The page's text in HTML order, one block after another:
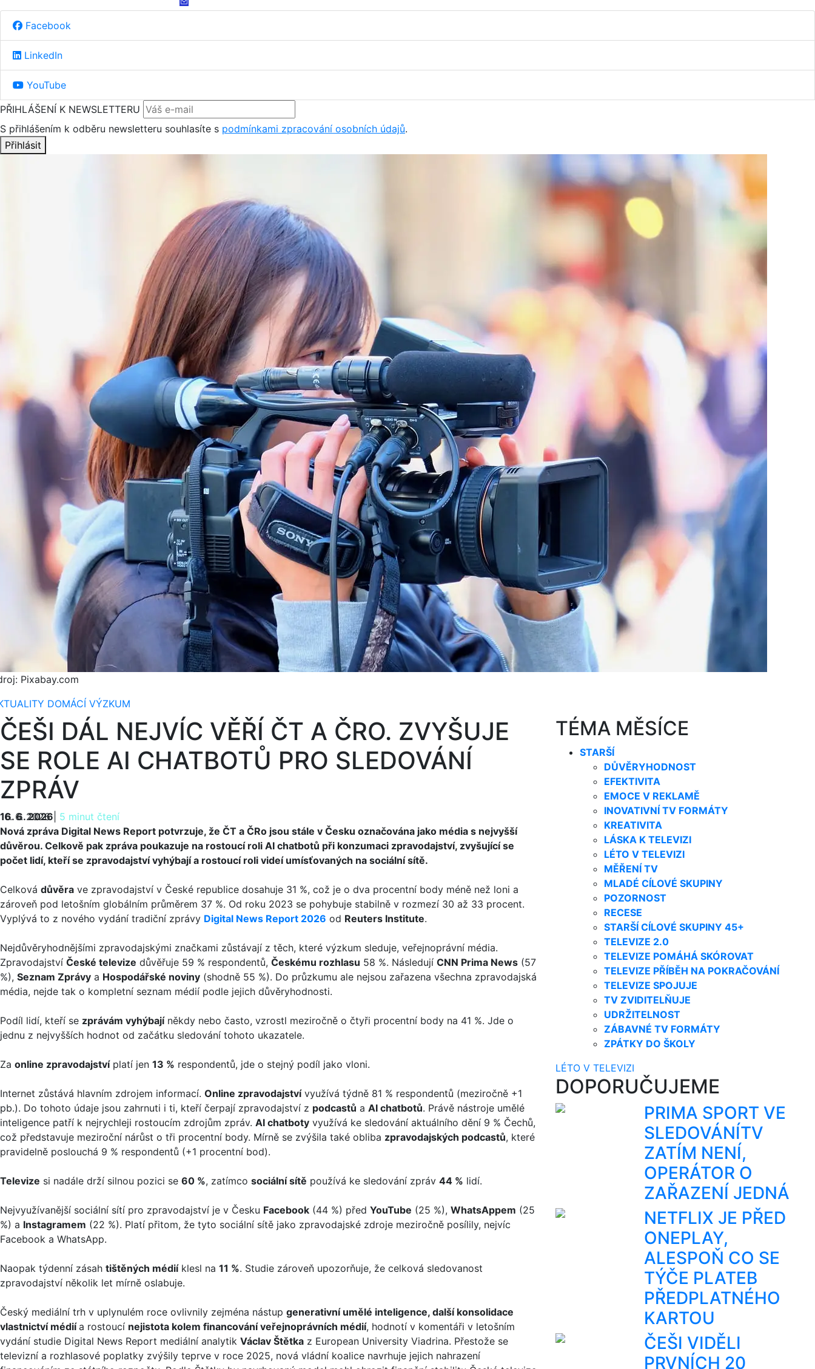
Facebook
LinkedIn
YouTube
PŘIHLÁŠENÍ K NEWSLETTERU
S přihlášením k odběru newsletteru souhlasíte s podmínkami zpracování osobních údajů.
Přihlásit
Pixabay.com
DOMÁCÍ VÝZKUM
ČEŠI DÁL NEJVÍC VĚŘÍ ČT A ČRO. ZVYŠUJE
SE ROLE AI CHATBOTŮ PRO SLEDOVÁNÍ
ZPRÁV
16. 6. 2026 5 minut čtení
16. 6. 2026
Nová zpráva Digital News Report potvrzuje, že ČT a ČRo jsou stále v Česku označována jako média s nejvyšší
důvěrou. Celkově pak zpráva poukazuje na rostoucí roli AI chatbotů při konzumaci zpravodajství, zvyšující se
počet lidí, kteří se zpravodajství vyhýbají a rostoucí roli videí umísťovaných na sociální sítě.
Celková důvěra ve zpravodajství v České republice dosahuje 31 %, což je o dva procentní body méně než loni a
zároveň pod letošním globálním průměrem 37 %. Od roku 2023 se pohybuje stabilně v rozmezí 30 až 33 procent.
Vyplývá to z nového vydání tradiční zprávy Digital News Report 2026 od Reuters Institute.
Nejdůvěryhodnějšími zpravodajskými značkami zůstávají z těch, které výzkum sleduje, veřejnoprávní média.
Zpravodajství České televize důvěřuje 59 % respondentů, Českému rozhlasu 58 %. Následují CNN Prima News (57
%), Seznam Zprávy a Hospodářské noviny (shodně 55 %). Do průzkumu ale nejsou zařazena všechna zpravodajská
média, nejde tak o kompletní seznam médií podle jejich důvěryhodnosti.
Podíl lidí, kteří se zprávám vyhýbajíněkdy nebo často, vzrostl meziročně o čtyři procentní body na 41 %. Jde o
jednu z nejvyšších hodnot od začátku sledování tohoto ukazatele.
Za online zpravodajstvíplatí jen 13 % respondentů, jde o stejný podíl jako vloni.
Internet zůstává hlavním zdrojem informací. Online zpravodajstvívyužívá týdně 81 % respondentů (meziročně +1
pb.). Do tohoto údaje jsou zahrnuti i ti, kteří čerpají zpravodajství z podcastů a AI chatbotů. Právě nástroje umělé
inteligence patří k nejrychleji rostoucím zdrojům zpráv. AI chatboty využívá ke sledování aktuálního dění 9 % Čechů,
což představuje meziroční nárůst o tři procentní body. Mírně se zvýšila také obliba zpravodajských podcastů, které
pravidelně poslouchá 9 % respondentů (+1 procentní bod).
Televize si nadále drží silnou pozici se 60 %, zatímco sociální sítě používá ke sledování zpráv 44 % lidí.
Nejvyužívanější sociální sítí pro zpravodajství je v Česku Facebook (44 %) před YouTube (25 %), WhatsAppem (25
%) a Instagramem (22 %). Platí přitom, že tyto sociální sítě jako zpravodajské zdroje meziročně posílily, nejvíc
Facebook a WhatsApp.
Naopak týdenní zásah tištěných médiíklesl na 11 %. Studie zároveň upozorňuje, že celková sledovanost
zpravodajství několik let mírně oslabuje.
Český mediální trh v uplynulém roce ovlivnily zejména nástup generativní umělé inteligence, další konsolidace
vlastnictví médiía rostoucí nejistota kolem financování veřejnoprávních médií, hodnotí v komentáři v letošním
vydání studie Digital News Report mediální analytik Václav Štětka z European University Viadrina. Přestože se
televizní a rozhlasové poplatky zvýšily teprve v roce 2025, nová vládní koalice navrhuje jejich nahrazení
TÉMA MĚSÍCE
STARŠÍ
DŮVĚRYHODNOST
EFEKTIVITA
EMOCE V REKLAMĚ
INOVATIVNÍ TV FORMÁTY
KREATIVITA
LÁSKA K TELEVIZI
LÉTO V TELEVIZI
MĚŘENÍ TV
MLADÉ CÍLOVÉ SKUPINY
POZORNOST
RECESE
STARŠÍ CÍLOVÉ SKUPINY 45+
TELEVIZE 2.0
TELEVIZE POMÁHÁ SKÓROVAT
TELEVIZE PŘÍBĚH NA POKRAČOVÁNÍ
TELEVIZE SPOJUJE
TV ZVIDITELŇUJE
UDRŽITELNOST
ZÁBAVNÉ TV FORMÁTY
ZPÁTKY DO ŠKOLY
LÉTO V TELEVIZI
DOPORUČUJEME
PRIMA SPORT VE
SLEDOVÁNÍTV
ZATÍM NENÍ,
OPERÁTOR O
ZAŘAZENÍ JEDNÁ
NETFLIX JE PŘED
ONEPLAY,
ALESPOŇ CO SE
TÝČE PLATEB
PŘEDPLATNÉHO
KARTOU
ČEŠI VIDĚLI
PRVNÍCH 20